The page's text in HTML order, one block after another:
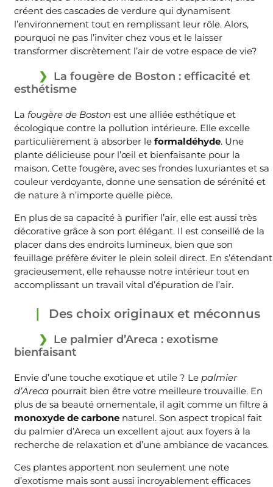
créent des cascades de verdure qui dynamisent
l’environnement tout en remplissant leur rôle. Alors,
pourquoi ne pas l’inviter chez vous et le laisser
transformer discrètement l’air de votre espace de vie?
La fougère de Boston : efficacité et
esthétisme
La fougère de Boston est une alliée esthétique et
écologique contre la pollution intérieure. Elle excelle
particulièrement à absorber le formaldéhyde. Une
plante délicieuse pour l’œil et bienfaisante pour la
maison. Cette fougère, avec ses frondes luxuriantes et sa
couleur verdoyante, donne une sensation de sérénité et
de nature à n’importe quelle pièce.
En plus de sa capacité à purifier l’air, elle est aussi très
décorative grâce à son port élégant. Il est conseillé de la
placer dans des endroits lumineux, bien que son
feuillage préfère éviter le plein soleil direct. En s’étendant
gracieusement, elle rehausse notre intérieur tout en
accomplissant un travail vital d’épuration de l’air.
Des choix originaux et méconnus
Le palmier d’Areca : exotisme
bienfaisant
Envie d’une touche exotique et utile ? Le palmier
d’Areca pourrait bien être votre meilleure trouvaille. En
plus de sa beauté ornementale, il agit comme un filtre à
monoxyde de carbone naturel. Son aspect tropical fait
du palmier d’Areca un excellent ajout aux foyers à la
recherche de relaxation et d’une ambiance de vacances.
Ces plantes apportent non seulement une note
d’exotisme mais sont aussi incroyablement efficaces